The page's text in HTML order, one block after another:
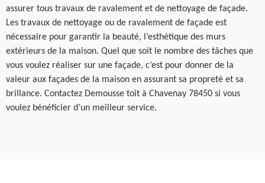
assurer tous travaux de ravalement et de nettoyage de façade.
Les travaux de nettoyage ou de ravalement de façade est
nécessaire pour garantir la beauté, l’esthétique des murs
extérieurs de la maison. Quel que soit le nombre des tâches que
vous voulez réaliser sur une façade, c’est pour donner de la
valeur aux façades de la maison en assurant sa propreté et sa
brillance. Contactez Demousse toit à Chavenay 78450 si vous
voulez bénéficier d’un meilleur service.